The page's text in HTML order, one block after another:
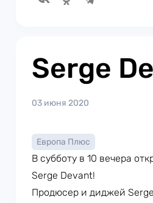
Serge
03 июня 2020
Европа Плюс
В субботу в 10 вечера
Serge Devant!
Продюсер и диджей